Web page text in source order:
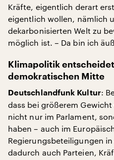
Kräfte, eigentlich derart
eigentlich wollen, nämlich
dekarbonisierten Welt zu
möglich ist. – Da bin ich
Klimapolitik
demokratischen Mitte
Deutschlandfunk Kultur:
dass bei größerem
nicht nur im Parlament,
haben – auch im
Regierungsbeteiligungen
dadurch auch Parteien,